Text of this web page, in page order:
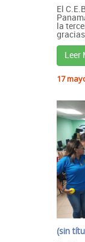
El
la
Leer
17
(sin